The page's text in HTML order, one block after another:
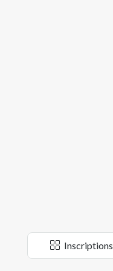
Inscriptions